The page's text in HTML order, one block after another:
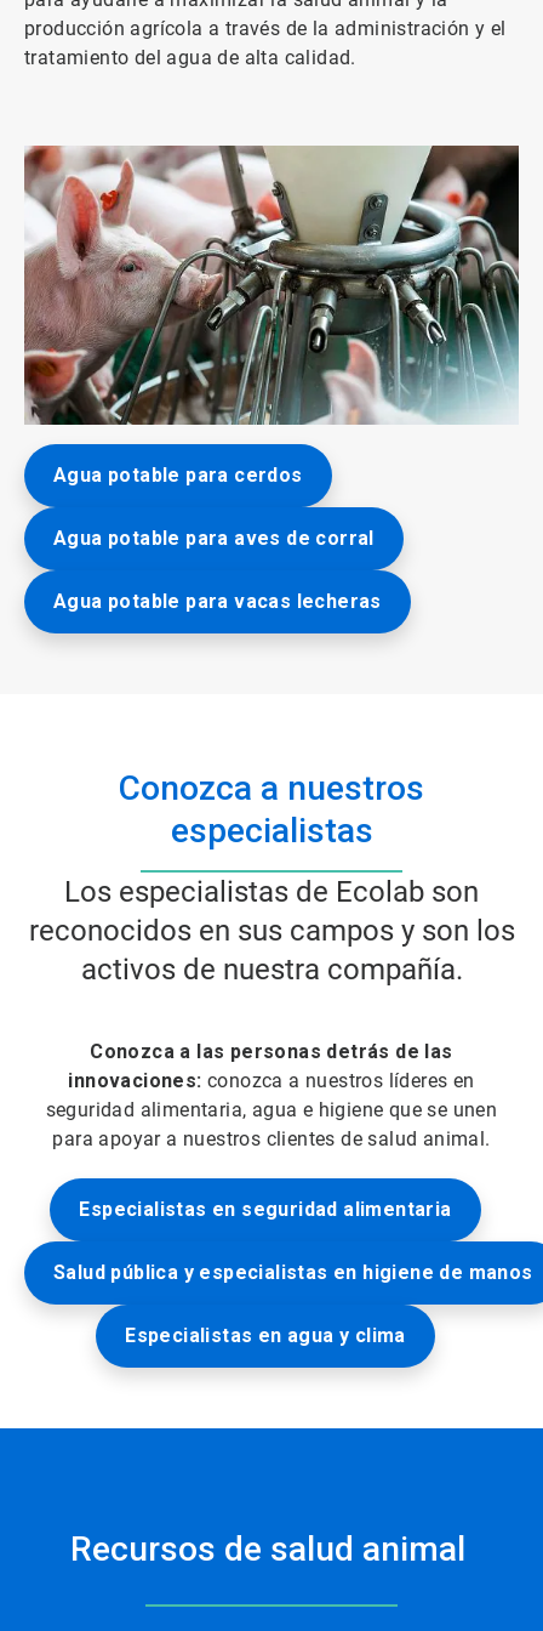
ArticleTile
producción agrícola a través de la administración y el
tratamiento del agua de alta calidad.
Agua potable para cerdos
Agua potable para aves de corral
Agua potable para vacas lecheras
Conozca a nuestros
especialistas
Los especialistas de Ecolab son
reconocidos en sus campos y son los
activos de nuestra compañía.
Conozca a las personas detrás de las
innovaciones: conozca a nuestros líderes en
seguridad alimentaria, agua e higiene que se unen
para apoyar a nuestros clientes de salud animal.
Especialistas en seguridad alimentaria
Salud pública y especialistas en higiene de manos
Especialistas en agua y clima
Recursos de salud animal